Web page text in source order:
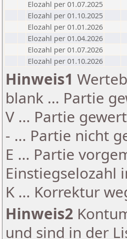
Elozahl per 01.07.2025
Elozahl per 01.10.2025
Elozahl per 01.01.2026
Elozahl per 01.04.2026
Elozahl per 01.07.2026
Elozahl per 01.10.2026
Hinweis1
blank ... Partie
V ... Partie
- ... Partie nicht
E ... Partie
Einstiegselozahl
K ... Korrektur
Hinweis2
und sind in der